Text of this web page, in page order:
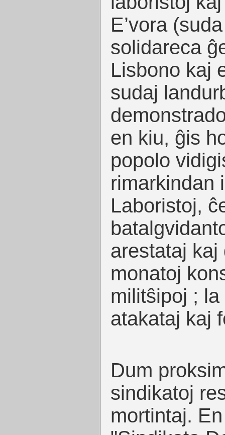
E’vora
solidareca
Lisbono kaj
sudaj
en kiu, ĝis
popolo
rimarkindan
Laboristoj,
arestataj kaj
monatoj
militŝipoj ;
atakataj kaj
Dum
sindikatoj
mortintaj.